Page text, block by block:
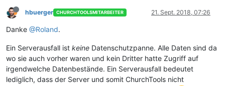
hbuerger CHURCHTOOLSMITARBEITER 21. Sept. 2018, 07:26
Danke @Roland.
Ein Serverausfall ist keine Datenschutzpanne. Alle Daten sind da
wo sie auch vorher waren und kein Dritter hatte Zugriff auf
irgendwelche Datenbestände. Ein Serverausfall bedeutet
lediglich, dass der Server und somit ChurchTools nicht